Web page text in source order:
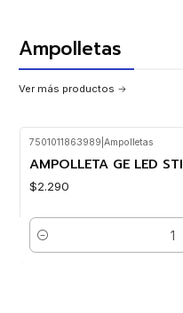
Ampolletas
Ver más productos
7501011863989 Ampolletas
AMPOLLETA GE LED
$2.290
Cantidad